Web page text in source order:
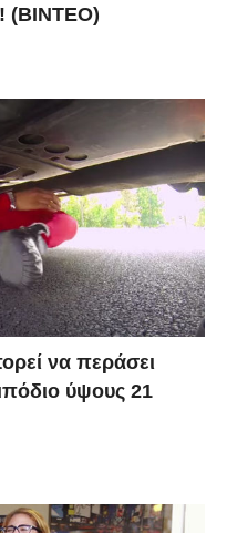
(BINTEO)
να περάσει
ύψους 21